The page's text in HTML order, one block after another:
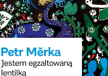
JESTEM
LENTILKĄ
Opowiadania surrealistyczne,
fiction o dewiantach, horror
pornograficzna krytyka
książką wprawiła w zdumienie